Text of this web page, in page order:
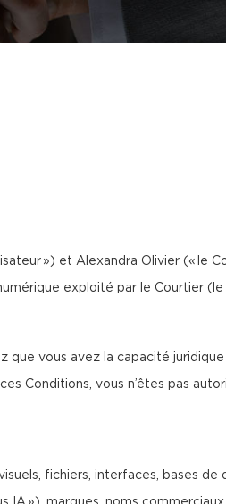
») et Alexandra Olivier (« le
exploité par le Courtier (le
que vous avez la capacité
Conditions, vous n’êtes pas
fichiers, interfaces, bases